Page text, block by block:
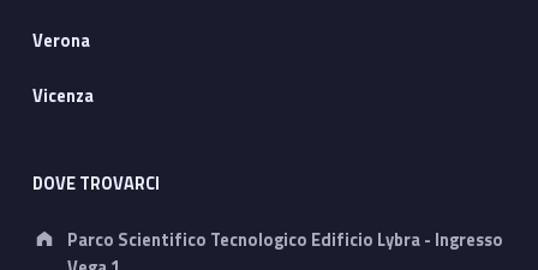
Verona
Vicenza
DOVE TROVARCI
Address:
Parco Scientifico Tecnologico Edificio Lybra - Ingresso